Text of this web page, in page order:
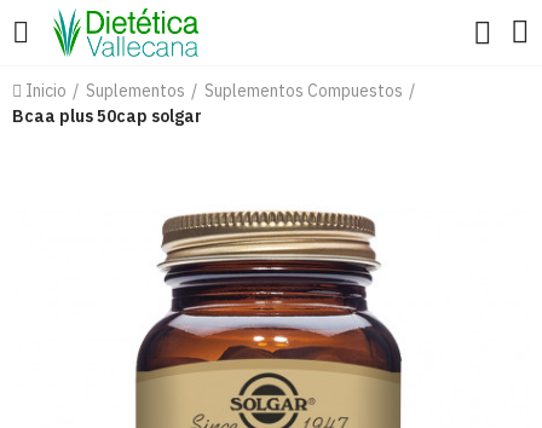
Inicio Suplementos
Suplementos Compuestos
Bcaa plus 50cap solgar